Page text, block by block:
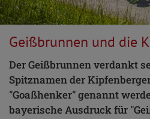
Geißbrunnen und die
Der Geißbrunnen verdankt
Spitznamen der
"Goaßhenker" genannt
bayerische Ausdruck für